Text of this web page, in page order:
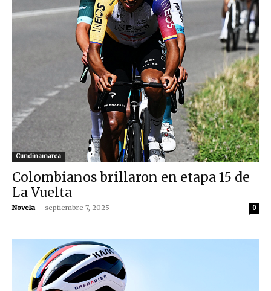
Cundinamarca
Colombianos brillaron en etapa 15 de
La Vuelta
Novela - septiembre 7, 2025 0